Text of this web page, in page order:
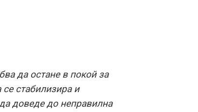
да остане в покой за
стабилизира и
доведе до неправилна